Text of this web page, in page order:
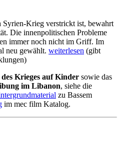
Krieg verstrickt ist, bewahrt
Die innenpolitischen Probleme
immer noch nicht im Griff. Im
neu gewählt. weiterlesen (gibt
Krieges auf Kinder sowie das
im Libanon, siehe die
zu Bassem
im mec film Katalog.